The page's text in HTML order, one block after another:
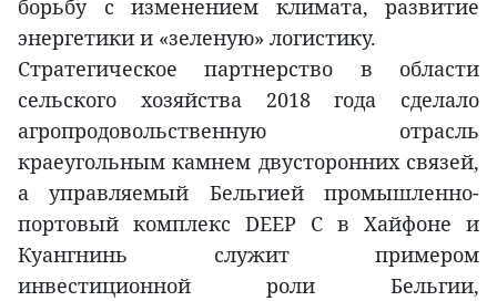
борьбу с изменением климата, развитие
энергетики и «зеленую» логистику.
Стратегическое партнерство в области
сельского хозяйства 2018 года сделало
агропродовольственную отрасль
краеугольным камнем двусторонних связей,
а управляемый Бельгией промышленно-
портовый комплекс DEEP C в Хайфоне и
Куангнинь служит примером
инвестиционной роли Бельгии,